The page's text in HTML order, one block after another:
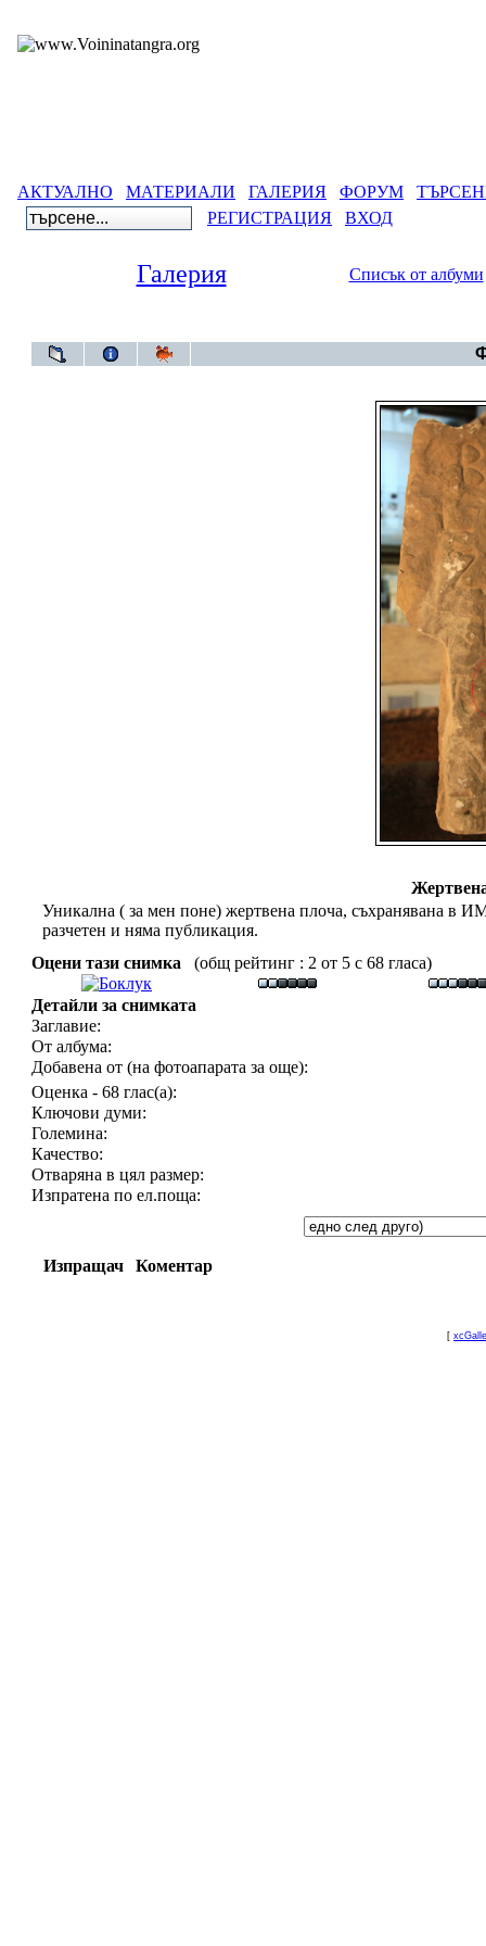
АКТУАЛНО МАТЕРИАЛИ ГАЛЕРИЯ ФОРУМ
РЕГИСТРАЦИЯ
ВХОД
Галерия Списък от албуми
Уникална ( за мен поне) жертвена плоча, съхранявана в
разчетен и няма публикация.
Оцени тази снимка
(общ рейтинг : 2 от 5 с 68 гласа)
Детайли за снимката
Заглавие:
От албума:
Добавена от (на фотоапарата за още):
Оценка - 68 глас(а):
Ключови думи:
Големина:
Качество:
Отваряна в цял размер:
Изпратена по ел.поща:
Изпращач Коментар
[